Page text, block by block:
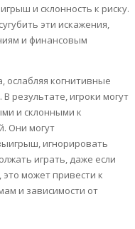
и склонность к риску.
эти искажения,
и финансовым
ослабляя когнитивные
результате, игроки могут
и склонными к
Они могут
игнорировать
играть, даже если
может привести к
и зависимости от